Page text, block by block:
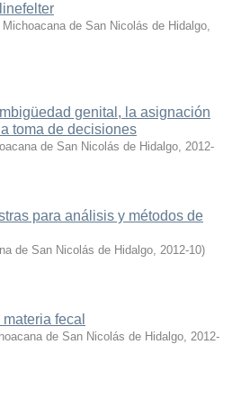
Michoacana de San Nicolás de Hidalgo,
genital, la asignación
toma de decisiones
de San Nicolás de Hidalgo, 2012-
para análisis y métodos de
de San Nicolás de Hidalgo, 2012-10)
fecal
de San Nicolás de Hidalgo, 2012-